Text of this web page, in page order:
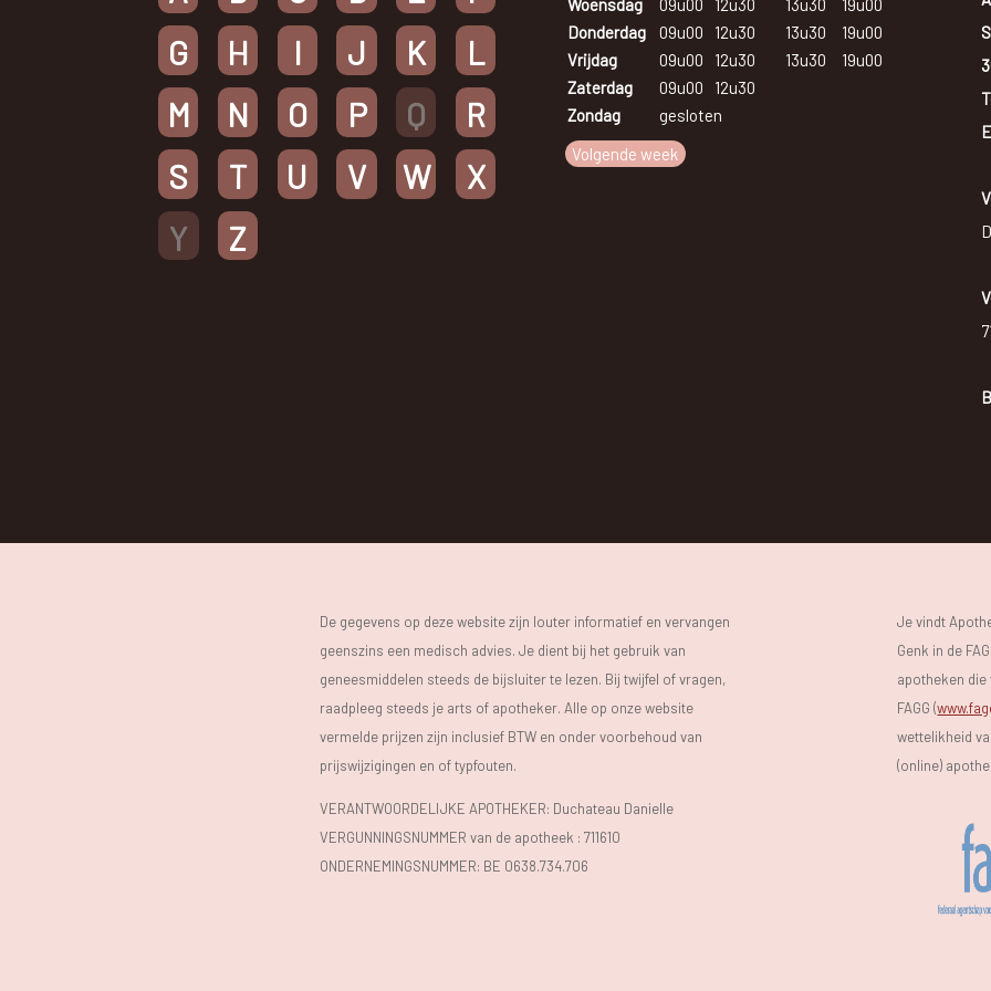
G
H I J K
L
M
N O P Q
R
S
T U V W
X
Y
Z
Woensdag
09u00 12u30 13u30
19u00
Donderdag
09u00 12u30 13u30
19u00
Vrijdag
09u00 12u30 13u30
19u00
Zaterdag
09u00
12u30
Zondag
gesloten
Volgende week
De gegevens op deze website zijn louter informatief en vervangen
geenszins een medisch advies. Je dient bij het gebruik van
geneesmiddelen steeds de bijsluiter te lezen. Bij twijfel of vragen,
raadpleeg steeds je arts of apotheker. Alle op onze website
vermelde prijzen zijn inclusief BTW en onder voorbehoud van
prijswijzigingen en of typfouten.
VERANTWOORDELIJKE APOTHEKER: Duchateau Danielle
VERGUNNINGSNUMMER van de apotheek : 711610
ONDERNEMINGSNUMMER: BE 0638.734.706
Je vindt
Genk in de
apotheken die
FAGG (
wettelikheid
(online)